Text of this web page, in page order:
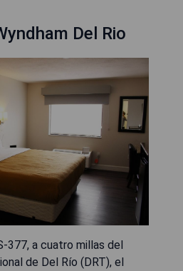
Del Rio
377, a cuatro millas del
de Del Río (DRT), el